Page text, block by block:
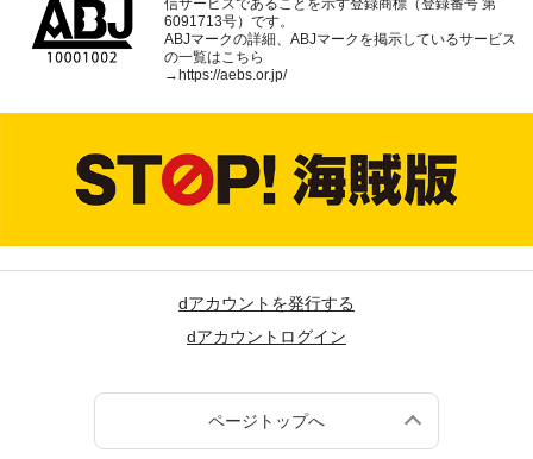
6091713号）です。
ABJマークの詳細、ABJマークを掲示しているサービス
の一覧はこちら
→https://aebs.or.jp/
dアカウントを発行する
dアカウントログイン
ページトップへ